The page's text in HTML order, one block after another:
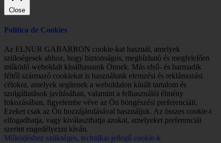
Close
Política de Cookies
Az ELNUR GABARRON cookie-kat használ, amelyek
szükségesek ahhoz, hogy biztonságos, megbízható és megfelelően
működő weboldalt kínálhassunk Önnek. Más első- és harmadik
féltől származó cookiekat is használunk elemzési és reklámozási
célokra, amelyek segítenek a weboldalon kínált tartalom és
szolgáltatások javításában, valamint a felhasználói élmény
fokozásában, figyelembe véve az Ön böngészési preferenciáit.
Ezeket csak az Ön hozzájárulásával használjuk. Az összes cookie-t
elfogadhatja, vagy kiválaszthatja azokat, amelyeket preferenciái
szerint engedélyezni kíván.
Működéshez szükséges, technikai jellegű cookie-k